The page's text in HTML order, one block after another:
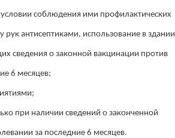
соблюдения ими профилактических
антисептиками, использование в здании
сведения о законной вакцинации против
6 месяцев;
при наличии сведений о законченной
за последние 6 месяцев.